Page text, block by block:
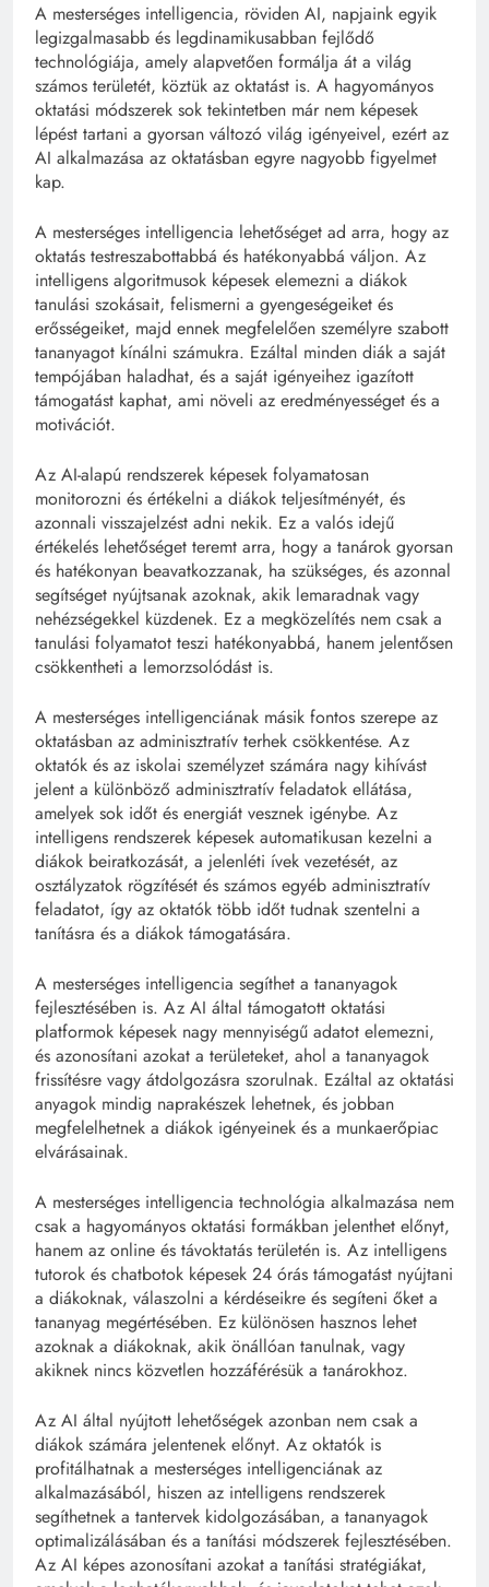
A mesterséges intelligencia, röviden AI, napjaink egyik
legizgalmasabb és legdinamikusabban fejlődő
technológiája, amely alapvetően formálja át a világ
számos területét, köztük az oktatást is. A hagyományos
oktatási módszerek sok tekintetben már nem képesek
lépést tartani a gyorsan változó világ igényeivel, ezért az
AI alkalmazása az oktatásban egyre nagyobb figyelmet
kap.
A mesterséges intelligencia lehetőséget ad arra, hogy az
oktatás testreszabottabbá és hatékonyabbá váljon. Az
intelligens algoritmusok képesek elemezni a diákok
tanulási szokásait, felismerni a gyengeségeiket és
erősségeiket, majd ennek megfelelően személyre szabott
tananyagot kínálni számukra. Ezáltal minden diák a saját
tempójában haladhat, és a saját igényeihez igazított
támogatást kaphat, ami növeli az eredményességet és a
motivációt.
Az AI-alapú rendszerek képesek folyamatosan
monitorozni és értékelni a diákok teljesítményét, és
azonnali visszajelzést adni nekik. Ez a valós idejű
értékelés lehetőséget teremt arra, hogy a tanárok gyorsan
és hatékonyan beavatkozzanak, ha szükséges, és azonnal
segítséget nyújtsanak azoknak, akik lemaradnak vagy
nehézségekkel küzdenek. Ez a megközelítés nem csak a
tanulási folyamatot teszi hatékonyabbá, hanem jelentősen
csökkentheti a lemorzsolódást is.
A mesterséges intelligenciának másik fontos szerepe az
oktatásban az adminisztratív terhek csökkentése. Az
oktatók és az iskolai személyzet számára nagy kihívást
jelent a különböző adminisztratív feladatok ellátása,
amelyek sok időt és energiát vesznek igénybe. Az
intelligens rendszerek képesek automatikusan kezelni a
diákok beiratkozását, a jelenléti ívek vezetését, az
osztályzatok rögzítését és számos egyéb adminisztratív
feladatot, így az oktatók több időt tudnak szentelni a
tanításra és a diákok támogatására.
A mesterséges intelligencia segíthet a tananyagok
fejlesztésében is. Az AI által támogatott oktatási
platformok képesek nagy mennyiségű adatot elemezni,
és azonosítani azokat a területeket, ahol a tananyagok
frissítésre vagy átdolgozásra szorulnak. Ezáltal az oktatási
anyagok mindig naprakészek lehetnek, és jobban
megfelelhetnek a diákok igényeinek és a munkaerőpiac
elvárásainak.
A mesterséges intelligencia technológia alkalmazása nem
csak a hagyományos oktatási formákban jelenthet előnyt,
hanem az online és távoktatás területén is. Az intelligens
tutorok és chatbotok képesek 24 órás támogatást nyújtani
a diákoknak, válaszolni a kérdéseikre és segíteni őket a
tananyag megértésében. Ez különösen hasznos lehet
azoknak a diákoknak, akik önállóan tanulnak, vagy
akiknek nincs közvetlen hozzáférésük a tanárokhoz.
Az AI által nyújtott lehetőségek azonban nem csak a
diákok számára jelentenek előnyt. Az oktatók is
profitálhatnak a mesterséges intelligenciának az
alkalmazásából, hiszen az intelligens rendszerek
segíthetnek a tantervek kidolgozásában, a tananyagok
optimalizálásában és a tanítási módszerek fejlesztésében.
Az AI képes azonosítani azokat a tanítási stratégiákat,